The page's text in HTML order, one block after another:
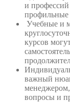
и
профильные
Учебные и
курсов
важный
вопросы и